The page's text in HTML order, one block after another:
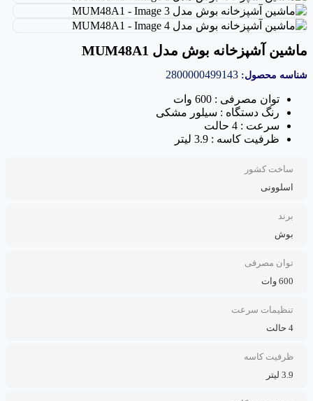
ماشین آشپزخانه بوش مدل MUM48A1
شناسه محصول: 2800000499143
توان مصرفی : 600 وات
رنگ دستگاه : سیلور مشکی
سرعت : 4 حالت
ظرفیت کاسه : 3.9 لیتر
ساخت کشور
اسلوونی
برند
بوش
توان مصرفی
600 وات
تنظیمات سرعت
4 حالت
ظرفیت کاسه
3.9 لیتر